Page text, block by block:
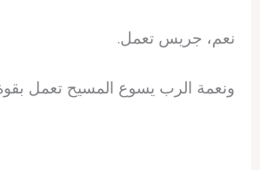
نعم، جريس تعمل.
ونعمة الرب يسوع المسيح تعمل